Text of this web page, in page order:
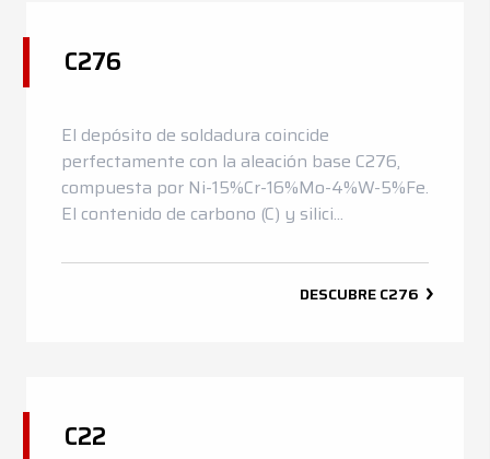
C276
El depósito de soldadura coincide
perfectamente con la aleación base C276,
compuesta por Ni-15%Cr-16%Mo-4%W-5%Fe.
El contenido de carbono (C) y silici...
DESCUBREC276
C22